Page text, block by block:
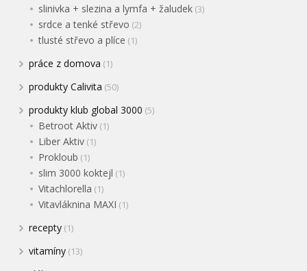
slinivka + slezina a lymfa + žaludek (3)
srdce a tenké střevo (2)
tlusté střevo a plíce (1)
práce z domova (1)
produkty Calivita (50)
produkty klub global 3000 (5)
Betroot Aktiv (1)
Liber Aktiv (1)
Prokloub (1)
slim 3000 koktejl (1)
Vitachlorella (1)
Vitavláknina MAXI (1)
recepty (1)
vitamíny (13)